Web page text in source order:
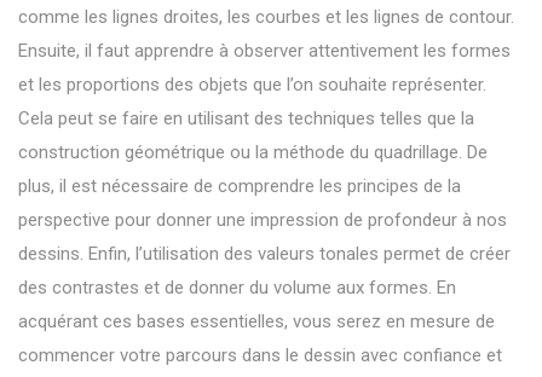
comme les lignes droites, les courbes et les lignes de contour.
Ensuite, il faut apprendre à observer attentivement les formes
et les proportions des objets que l’on souhaite représenter.
Cela peut se faire en utilisant des techniques telles que la
construction géométrique ou la méthode du quadrillage. De
plus, il est nécessaire de comprendre les principes de la
perspective pour donner une impression de profondeur à nos
dessins. Enfin, l’utilisation des valeurs tonales permet de créer
des contrastes et de donner du volume aux formes. En
acquérant ces bases essentielles, vous serez en mesure de
commencer votre parcours dans le dessin avec confiance et